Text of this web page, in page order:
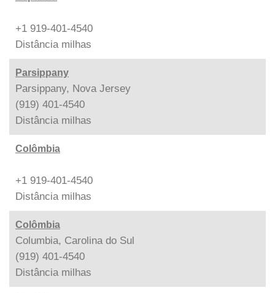
+1 919-401-4540
Distância milhas
Parsippany
Parsippany, Nova Jersey
(919) 401-4540
Distância milhas
Colômbia
+1 919-401-4540
Distância milhas
Colômbia
Columbia, Carolina do Sul
(919) 401-4540
Distância milhas